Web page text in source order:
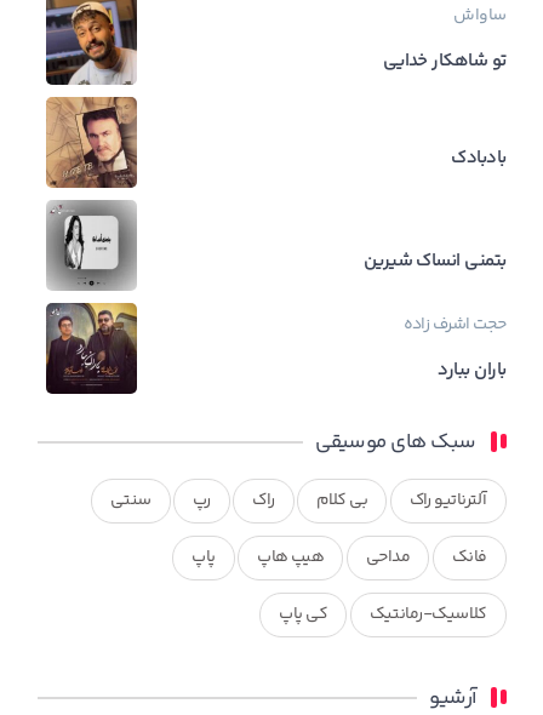
ساواش
تو شاهکار خدایی
بادبادک
بتمنی انساک شیرین
حجت اشرف زاده
باران ببارد
سبک های موسیقی
آلترناتیو راک بی کلام راک رپ سنتی
فانک مداحی هیپ هاپ پاپ
کلاسیک-رمانتیک کی پاپ
آرشیو